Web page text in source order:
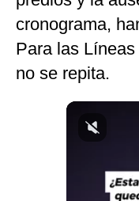
Gestión TV
Videos
cronograma,
Para las
no se repita.